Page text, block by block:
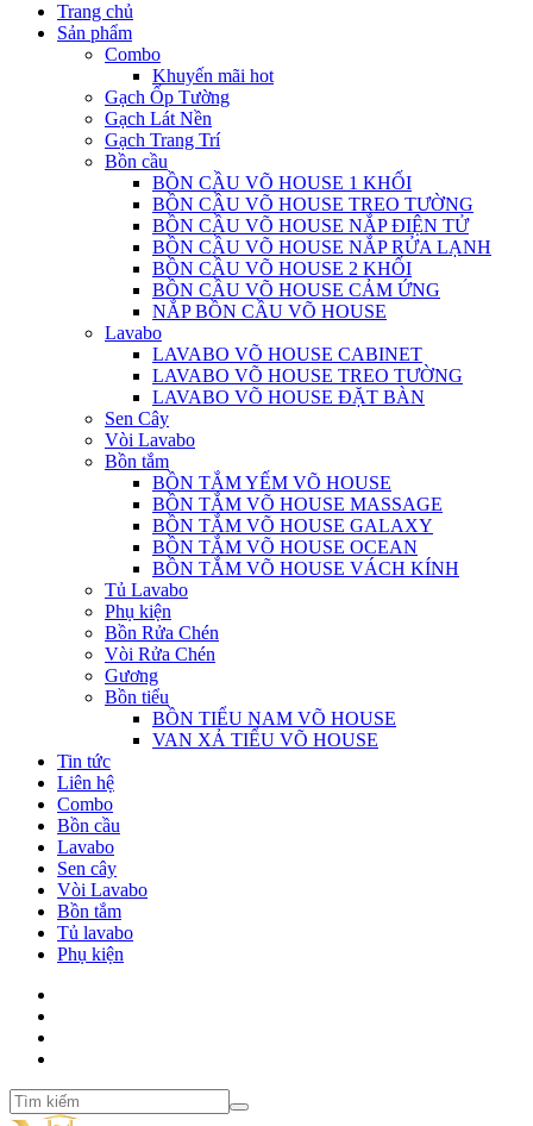
Trang chủ
Sản phẩm
Combo
Khuyến mãi hot
Gạch Ốp Tường
Gạch Lát Nền
Gạch Trang Trí
Bồn cầu
BỒN CẦU VÕ HOUSE 1 KHỐI
BỒN CẦU VÕ HOUSE TREO TƯỜNG
BỒN CẦU VÕ HOUSE NẮP ĐIỆN TỬ
BỒN CẦU VÕ HOUSE NẮP RỬA LẠNH
BỒN CẦU VÕ HOUSE 2 KHỐI
BỒN CẦU VÕ HOUSE CẢM ỨNG
NẮP BỒN CẦU VÕ HOUSE
Lavabo
LAVABO VÕ HOUSE CABINET
LAVABO VÕ HOUSE TREO TƯỜNG
LAVABO VÕ HOUSE ĐẶT BÀN
Sen Cây
Vòi Lavabo
Bồn tắm
BỒN TẮM YẾM VÕ HOUSE
BỒN TẮM VÕ HOUSE MASSAGE
BỒN TẮM VÕ HOUSE GALAXY
BỒN TẮM VÕ HOUSE OCEAN
BỒN TẮM VÕ HOUSE VÁCH KÍNH
Tủ Lavabo
Phụ kiện
Bồn Rửa Chén
Vòi Rửa Chén
Gương
Bồn tiểu
BỒN TIỂU NAM VÕ HOUSE
VAN XẢ TIỂU VÕ HOUSE
Tin tức
Liên hệ
Combo
Bồn cầu
Lavabo
Sen cây
Vòi Lavabo
Bồn tắm
Tủ lavabo
Phụ kiện